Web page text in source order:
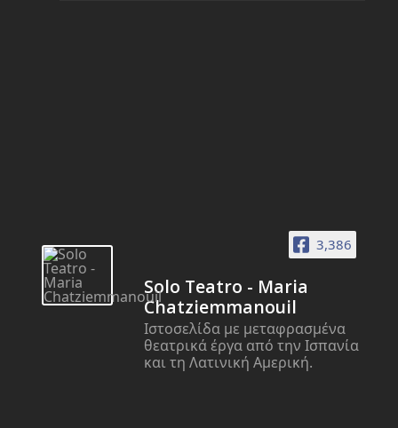
3,386
Solo Teatro - Maria
Chatziemmanouil
Ιστοσελίδα με μεταφρασμένα
θεατρικά έργα από την Ισπανία
και τη Λατινική Αμερική.